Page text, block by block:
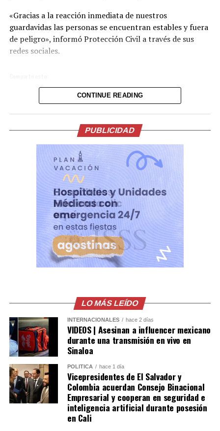
«Gracias a la reacción inmediata de nuestros
guardavidas las personas se encuentran estables y fuera
de peligro», informó Protección Civil a través de sus
redes sociales.
X
CONTINUE READING
PUBLICIDAD
LO MÁS LEÍDO
INTERNACIONALES hace 2 días
VIDEOS | Asesinan a influencer mexicano
durante una transmisión en vivo en
Sinaloa
POLÍTICA hace 1 día
Vicepresidentes de El Salvador y
Colombia acuerdan Consejo Binacional
Empresarial y cooperan en seguridad e
inteligencia artificial durante posesión
en Cali